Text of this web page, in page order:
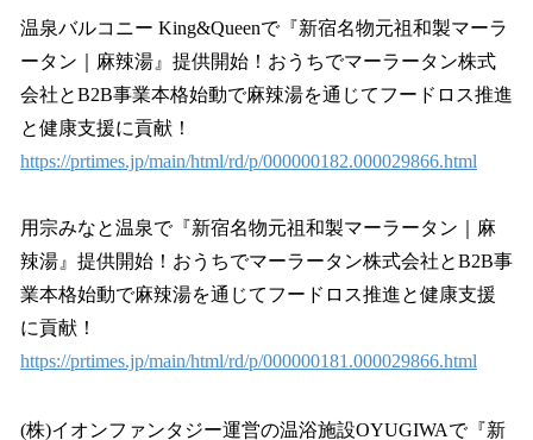
温泉バルコニー King&Queenで『新宿名物元祖和製マーラ
ータン｜麻辣湯』提供開始！おうちでマーラータン株式
会社とB2B事業本格始動で麻辣湯を通じてフードロス推進
と健康支援に貢献！
https://prtimes.jp/main/html/rd/p/000000182.000029866.html
用宗みなと温泉で『新宿名物元祖和製マーラータン｜麻
辣湯』提供開始！おうちでマーラータン株式会社とB2B事
業本格始動で麻辣湯を通じてフードロス推進と健康支援
に貢献！
https://prtimes.jp/main/html/rd/p/000000181.000029866.html
(株)イオンファンタジー運営の温浴施設OYUGIWAで『新